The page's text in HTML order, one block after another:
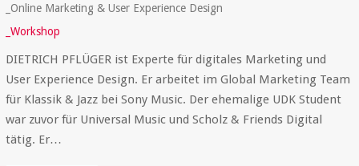
_Online Marketing & User Experience Design
_Workshop
DIETRICH PFLÜGER ist Experte für digitales Marketing und
User Experience Design. Er arbeitet im Global Marketing Team
für Klassik & Jazz bei Sony Music. Der ehemalige UDK Student
war zuvor für Universal Music und Scholz & Friends Digital
tätig. Er…